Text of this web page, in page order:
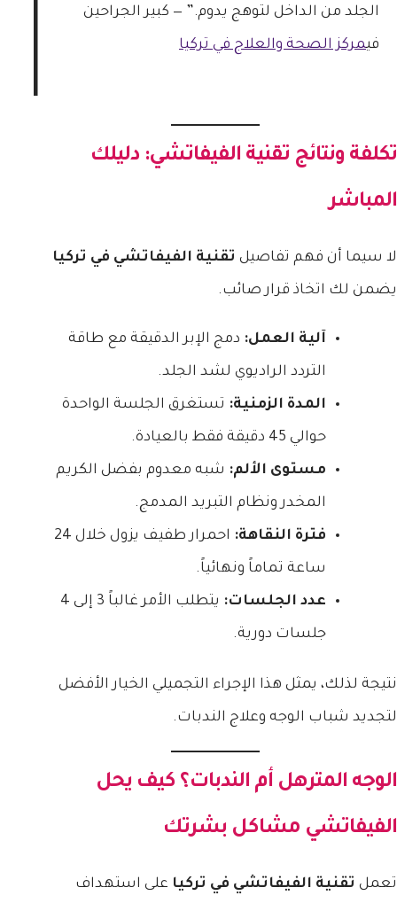
الجلد من الداخل لتوهج يدوم.” — كبير الجراحين
فيمركز الصحة والعلاج في تركيا
تكلفة ونتائج تقنية الفيفاتشي: دليلك
المباشر
لا سيما أن فهم تفاصيل تقنية الفيفاتشي في تركيا
يضمن لك اتخاذ قرار صائب.
آلية العمل: دمج الإبر الدقيقة مع طاقة
التردد الراديوي لشد الجلد.
المدة الزمنية: تستغرق الجلسة الواحدة
حوالي 45 دقيقة فقط بالعيادة.
مستوى الألم: شبه معدوم بفضل الكريم
المخدر ونظام التبريد المدمج.
فترة النقاهة: احمرار طفيف يزول خلال 24
ساعة تماماً ونهائياً.
عدد الجلسات: يتطلب الأمر غالباً 3 إلى 4
جلسات دورية.
نتيجة لذلك، يمثل هذا الإجراء التجميلي الخيار الأفضل
لتجديد شباب الوجه وعلاج الندبات.
الوجه المترهل أم الندبات؟ كيف يحل
الفيفاتشي مشاكل بشرتك
تعمل تقنية الفيفاتشي في تركيا على استهداف